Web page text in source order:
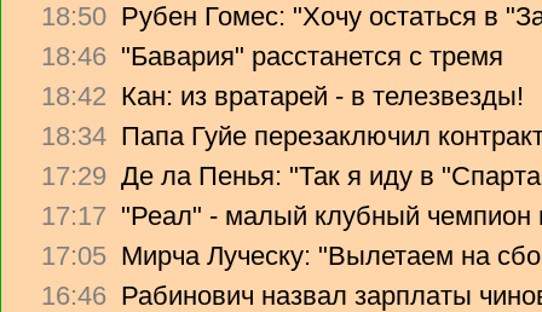
18:50 Рубен Гомес: "Хочу остаться в
18:46 "Бавария" расстанется с тремя
18:42 Кан: из вратарей - в телезвезды!
18:34 Папа Гуйе перезаключил
17:29 Де ла Пенья: "Так я иду в
17:17 "Реал" - малый клубный чемпион
17:05 Мирча Луческу: "Вылетаем на
16:46 Рабинович назвал зарплаты